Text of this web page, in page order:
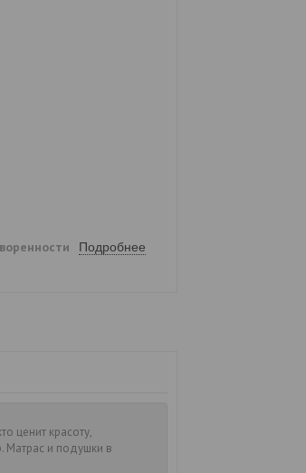
Подробнее
ценит красоту,
Матрас и подушки в